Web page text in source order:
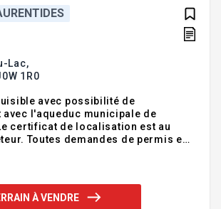
Lac,
1R0
avec possibilité de
l'aqueduc municipale de
certificat de localisation est au
Toutes demandes de permis est
possible auprès de la
a été évalué en fonction du
carrés et pourrait être légèrement
À VENDRE